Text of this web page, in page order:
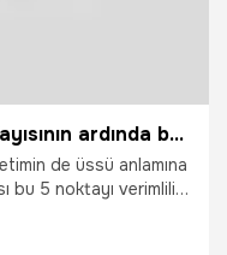
Malatya'nın 5 üretim üssü: Kayısının ardında bu sır yatıyor
de üssü anlamına
bu 5 noktayı verimlilik